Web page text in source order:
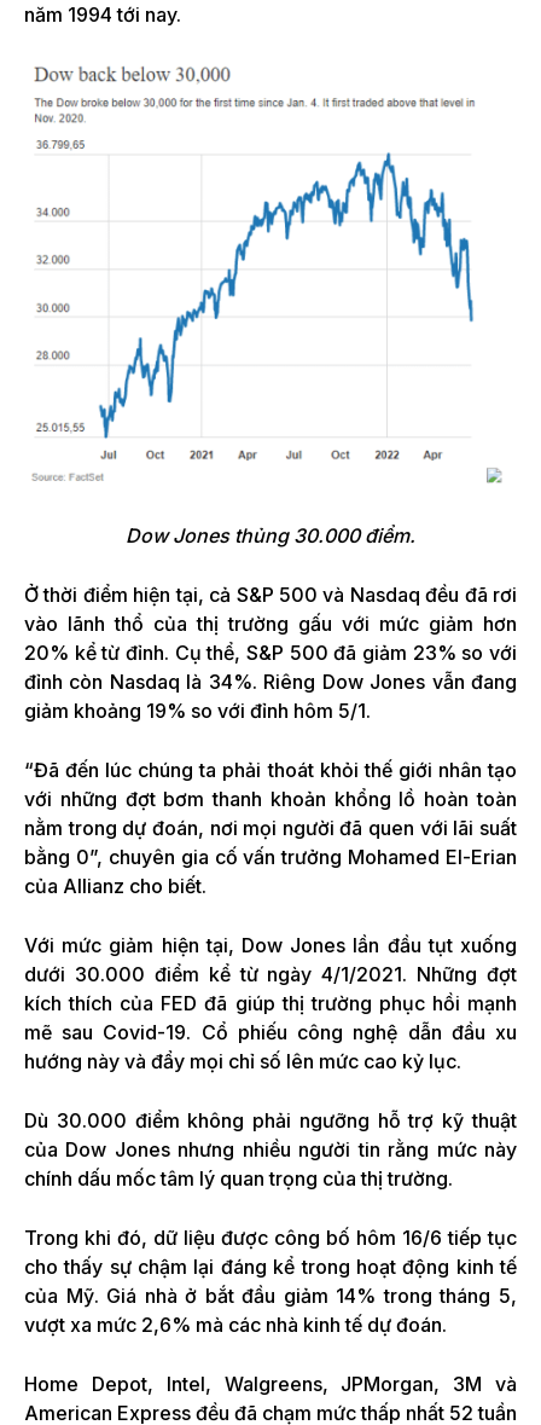
năm 1994 tới nay.
Dow Jones thủng 30.000 điểm.
Ở thời điểm hiện tại, cả S&P 500 và Nasdaq đều đã rơi
vào lãnh thổ của thị trường gấu với mức giảm hơn
20% kể từ đỉnh. Cụ thể, S&P 500 đã giảm 23% so với
đỉnh còn Nasdaq là 34%. Riêng Dow Jones vẫn đang
giảm khoảng 19% so với đỉnh hôm 5/1.
“Đã đến lúc chúng ta phải thoát khỏi thế giới nhân tạo
với những đợt bơm thanh khoản khổng lồ hoàn toàn
nằm trong dự đoán, nơi mọi người đã quen với lãi suất
bằng 0”, chuyên gia cố vấn trưởng Mohamed El-Erian
của Allianz cho biết.
Với mức giảm hiện tại, Dow Jones lần đầu tụt xuống
dưới 30.000 điểm kể từ ngày 4/1/2021. Những đợt
kích thích của FED đã giúp thị trường phục hồi mạnh
mẽ sau Covid-19. Cổ phiếu công nghệ dẫn đầu xu
hướng này và đẩy mọi chỉ số lên mức cao kỷ lục.
Dù 30.000 điểm không phải ngưỡng hỗ trợ kỹ thuật
của Dow Jones nhưng nhiều người tin rằng mức này
chính dấu mốc tâm lý quan trọng của thị trường.
Trong khi đó, dữ liệu được công bố hôm 16/6 tiếp tục
cho thấy sự chậm lại đáng kể trong hoạt động kinh tế
của Mỹ. Giá nhà ở bắt đầu giảm 14% trong tháng 5,
vượt xa mức 2,6% mà các nhà kinh tế dự đoán.
Home Depot, Intel, Walgreens, JPMorgan, 3M và
American Express đều đã chạm mức thấp nhất 52 tuần